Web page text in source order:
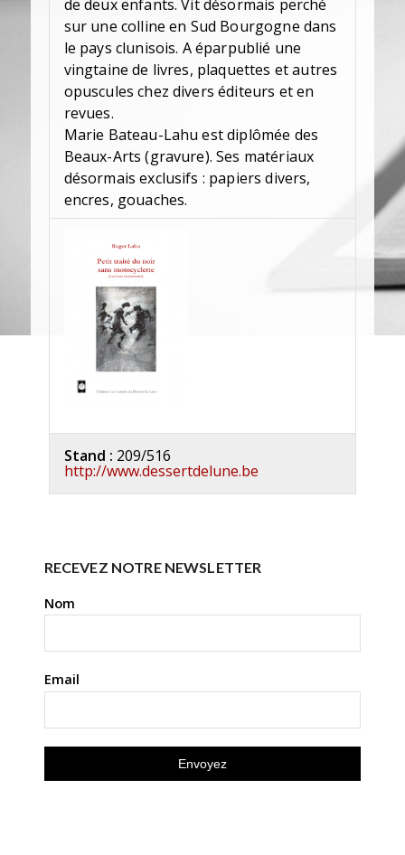
de deux enfants. Vit désormais perché
sur une colline en Sud Bourgogne dans
le pays clunisois. A éparpublié une
vingtaine de livres, plaquettes et autres
opuscules chez divers éditeurs et en
revues.
Marie Bateau-Lahu est diplômée des
Beaux-Arts (gravure). Ses matériaux
désormais exclusifs : papiers divers,
encres, gouaches.
Stand : 209/516
http://www.dessertdelune.be
RECEVEZ NOTRE NEWSLETTER
Nom
Email